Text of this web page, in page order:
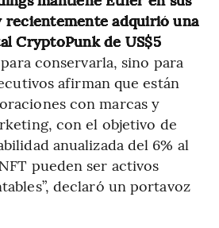
recientemente adquirió una
CryptoPunk de US$5
conservarla, sino para
afirman que están
con marcas y
con el objetivo de
anualizada del 6% al
pueden ser activos
declaró un portavoz